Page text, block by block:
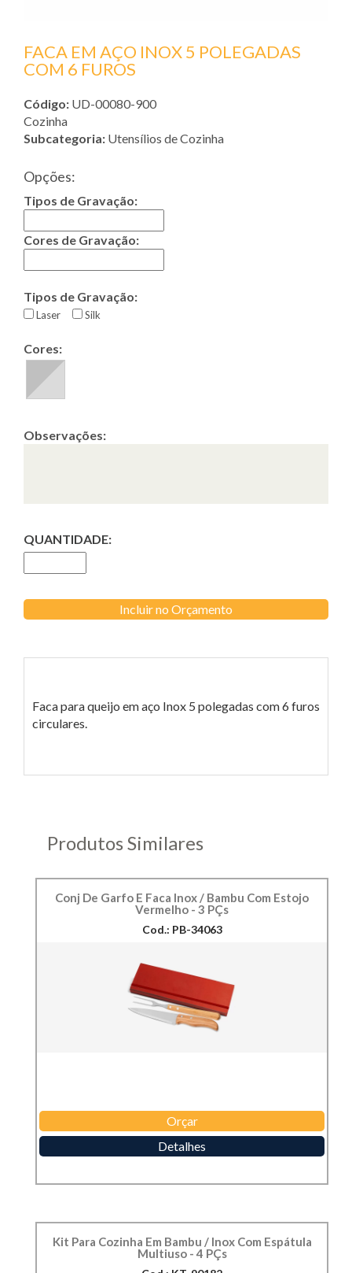
FACA EM AÇO INOX 5 POLEGADAS
COM 6 FUROS
Código: UD-00080-900
Cozinha
Subcategoria: Utensílios de Cozinha
Opções:
Tipos de Gravação:
Cores de Gravação:
Tipos de Gravação:
Laser Silk
Cores:
Observações:
QUANTIDADE:
Incluir no Orçamento
Faca para queijo em aço Inox 5 polegadas com 6 furos
circulares.
Produtos Similares
Conj De Garfo E Faca Inox / Bambu Com Estojo
Vermelho - 3 PÇs
Cod.: PB-34063
Orçar
Detalhes
Kit Para Cozinha Em Bambu / Inox Com Espátula
Multiuso - 4 PÇs